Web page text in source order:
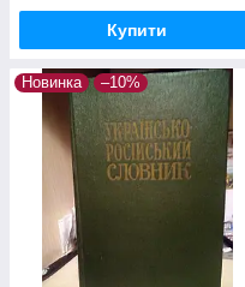
Купити
Новинка –10%